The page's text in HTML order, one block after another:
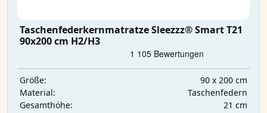
Taschenfederkernmatratze Sleezzz® Smart T21
90x200 cm H2/H3
Größe:
90 x 200 cm
Material:
Taschenfedern
Gesamthöhe:
21 cm